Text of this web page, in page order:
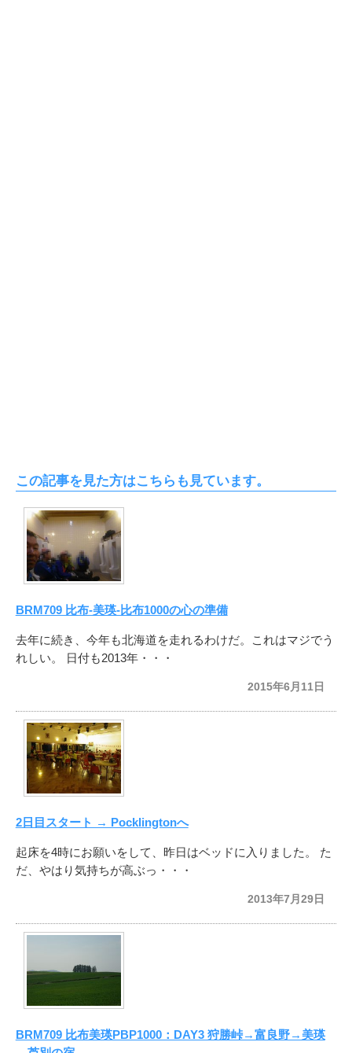
この記事を見た方はこちらも見ています。
BRM709 比布-美瑛-比布1000の心の準備
去年に続き、今年も北海道を走れるわけだ。これはマジでう
れしい。 日付も2013年・・・
2015年6月11日
2日目スタート → Pocklingtonへ
起床を4時にお願いをして、昨日はベッドに入りました。 た
だ、やはり気持ちが高ぶっ・・・
2013年7月29日
BRM709 比布美瑛PBP1000：DAY3 狩勝峠→富良野→美瑛